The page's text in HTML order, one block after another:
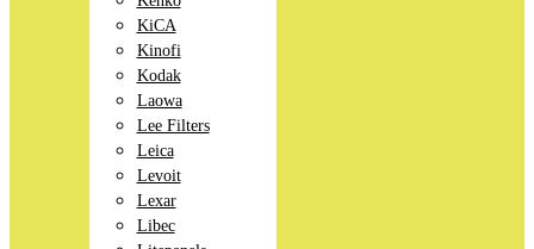
KiCA
Kinofi
Kodak
Laowa
Lee Filters
Leica
Levoit
Lexar
Libec